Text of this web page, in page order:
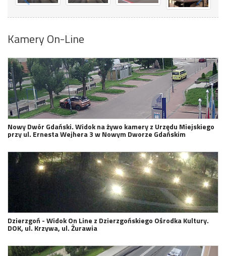
Kamery On-Line
Nowy Dwór Gdański. Widok na żywo kamery z Urzędu Miejskiego
przy ul. Ernesta Wejhera 3 w Nowym Dworze Gdańskim
Dzierzgoń - Widok On Line z Dzierzgońskiego Ośrodka Kultury.
DOK, ul. Krzywa, ul. Żurawia